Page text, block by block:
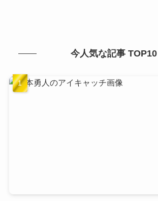
今人気な記事 TOP10